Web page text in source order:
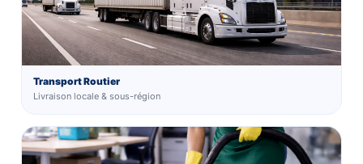
Transport Routier
Livraison locale & sous-région